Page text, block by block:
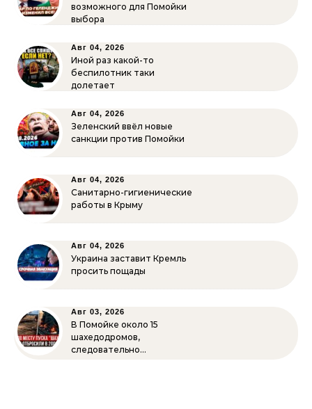
возможного для Помойки
выбора
Авг 04, 2026
Иной раз какой-то
беспилотник таки
долетает
Авг 04, 2026
Зеленский ввёл новые
санкции против Помойки
Авг 04, 2026
Санитарно-гигиенические
работы в Крыму
Авг 04, 2026
Украина заставит Кремль
просить пощады
Авг 03, 2026
В Помойке около 15
шахедодромов,
следовательно…